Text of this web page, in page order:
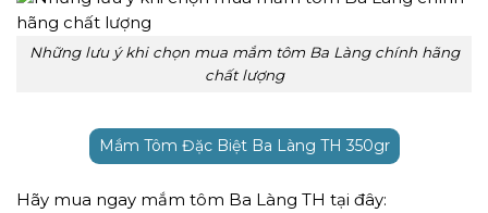
Những lưu ý khi chọn mua mắm tôm Ba Làng chính hãng
chất lượng
Mắm Tôm Đặc Biệt Ba Làng TH 350gr
Hãy mua ngay mắm tôm Ba Làng TH tại đây: